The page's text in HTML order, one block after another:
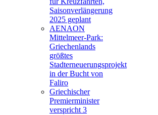
Saisonverlängerung
2025 geplant
AENAON
Mittelmeer-Park:
Griechenlands
größtes
Stadterneuerungsprojekt
in der Bucht von
Faliro
Griechischer
Premierminister
verspricht 3